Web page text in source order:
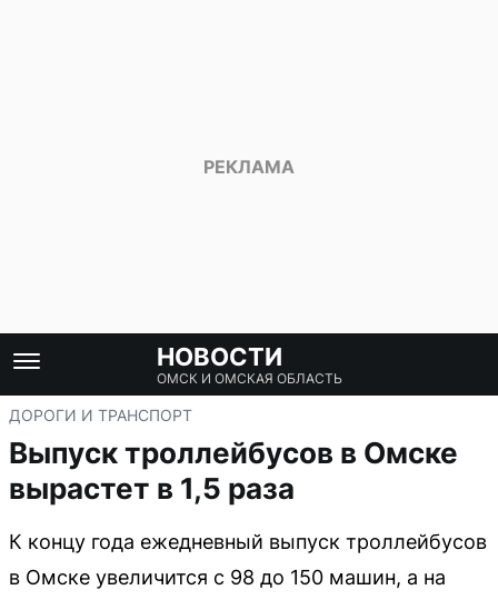
НОВОСТИ
ОМСК И ОМСКАЯ ОБЛАСТЬ
ДОРОГИ И ТРАНСПОРТ
Выпуск троллейбусов в Омске
вырастет в 1,5 раза
К концу года ежедневный выпуск троллейбусов
в Омске увеличится с 98 до 150 машин, а на